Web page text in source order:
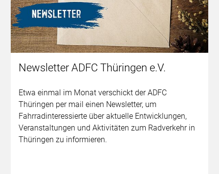
Newsletter ADFC Thüringen e.V.
Etwa einmal im Monat verschickt der ADFC
Thüringen per mail einen Newsletter, um
Fahrradinteressierte über aktuelle Entwicklungen,
Veranstaltungen und Aktivitäten zum Radverkehr in
Thüringen zu informieren.